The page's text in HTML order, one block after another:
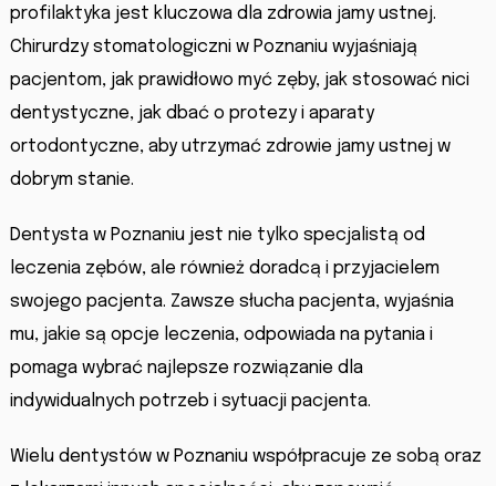
profilaktyka jest kluczowa dla zdrowia jamy ustnej.
Chirurdzy stomatologiczni w Poznaniu wyjaśniają
pacjentom, jak prawidłowo myć zęby, jak stosować nici
dentystyczne, jak dbać o protezy i aparaty
ortodontyczne, aby utrzymać zdrowie jamy ustnej w
dobrym stanie.
Dentysta w Poznaniu jest nie tylko specjalistą od
leczenia zębów, ale również doradcą i przyjacielem
swojego pacjenta. Zawsze słucha pacjenta, wyjaśnia
mu, jakie są opcje leczenia, odpowiada na pytania i
pomaga wybrać najlepsze rozwiązanie dla
indywidualnych potrzeb i sytuacji pacjenta.
Wielu dentystów w Poznaniu współpracuje ze sobą oraz